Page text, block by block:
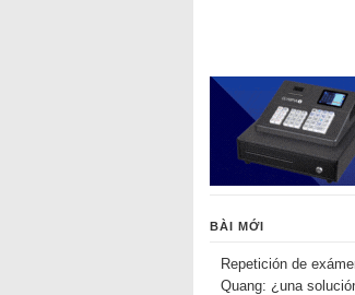
BÀI MỚI
Repetición de
Quang: ¿una